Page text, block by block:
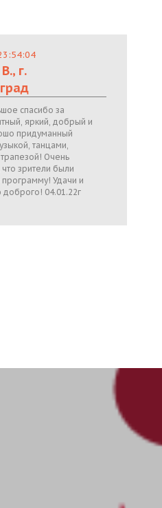
г.
спасибо за
яркий, добрый и
придуманный
танцами,
Очень
зрители были
Удачи и
доброго! 04.01.22г